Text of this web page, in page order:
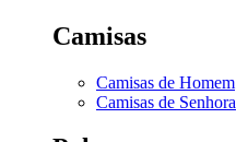
Camisas
Camisas de Homem
Camisas de Senhora